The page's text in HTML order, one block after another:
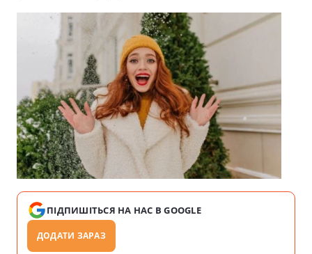
ПІДПИШІТЬСЯ НА НАС В GOOGLE
ДОДАТИ ЗАРАЗ